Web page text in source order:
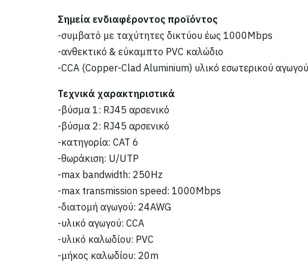
Σημεία ενδιαφέροντος προϊόντος
-συμβατό με ταχύτητες δικτύου έως 1000Mbps
-ανθεκτικό & εύκαμπτο PVC καλώδιο
-CCA (Copper-Clad Aluminium) υλικό εσωτερικού αγωγού
Τεχνικά χαρακτηριστικά
-βύσμα 1: RJ45 αρσενικό
-βύσμα 2: RJ45 αρσενικό
-κατηγορία: CAT 6
-θωράκιση: U/UTP
-max bandwidth: 250Hz
-max transmission speed: 1000Mbps
-διατομή αγωγού: 24AWG
-υλικό αγωγού: CCA
-υλικό καλωδίου: PVC
-μήκος καλωδίου: 20m